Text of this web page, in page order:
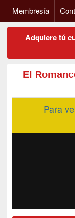
Membresía
Adquiere tú
El
Para